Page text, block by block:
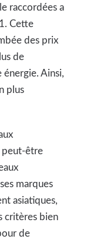
raccordées a
Cette
des prix
de
Ainsi,
plus
peut-être
marques
asiatiques,
critères bien
de